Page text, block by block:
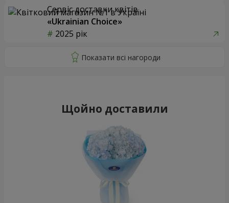
Сервіс доставки квітів
«Ukrainian Choice»
2025 рік
Щойно доставили